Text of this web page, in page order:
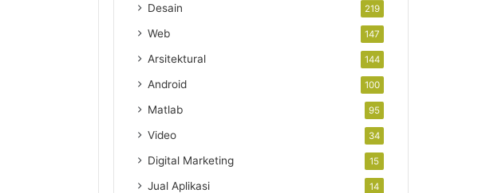
Desain 219
Web 147
Arsitektural 144
Android 100
Matlab 95
Video 34
Digital Marketing 15
Jual Aplikasi 14